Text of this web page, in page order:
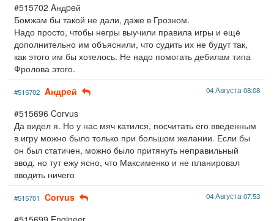
#515702 Aндpeй
Бомжам бы такой не дали, даже в Грозном.
Надо просто, чтобы негры выучили правила игры и ещё
дополнительно им объяснили, что судить их не будут так,
как этого им бы хотелось. Не надо помогать дебилам типа
Фролова этого.
#515702 Aндpeй 04 Августа 08:08
#515696 Corvus
Да видел я. Но у нас мяч катился, посчитать его введенным
в игру можно было только при большом желании. Если бы
он был статичен, можно было притянуть неправильный
ввод, но тут ежу ясно, что Максименко и не планировал
вводить ничего
#515701 Corvus 04 Августа 07:53